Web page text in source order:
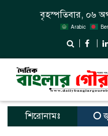
বৃহস্পতিবার, ০৬
Arabic
শিরোনামঃ